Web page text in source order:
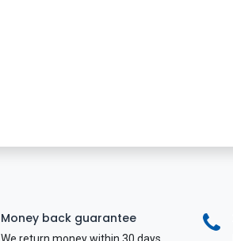
Money back guarantee